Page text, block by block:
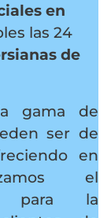
en
las 24
de
gama de
ser de
en
el
para la